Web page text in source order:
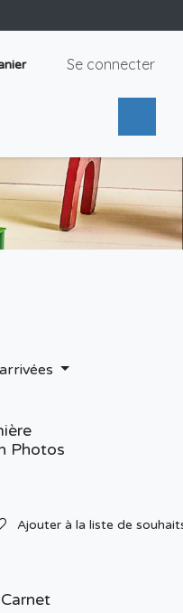
Se connecter
Photos
Ajouter à la liste de